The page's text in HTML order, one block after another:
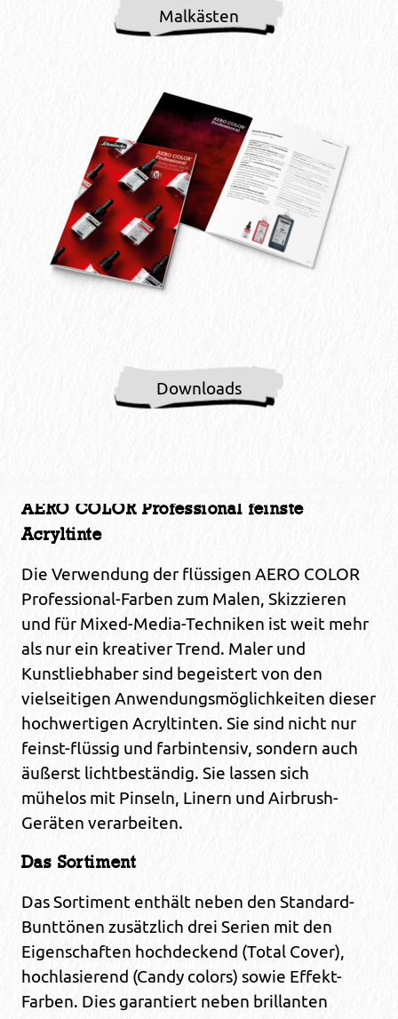
Malkästen
Downloads
AERO COLOR Professional feinste
Acryltinte
Die Verwendung der flüssigen AERO COLOR
Professional-Farben zum Malen, Skizzieren
und für Mixed-Media-Techniken ist weit mehr
als nur ein kreativer Trend. Maler und
Kunstliebhaber sind begeistert von den
vielseitigen Anwendungsmöglichkeiten dieser
hochwertigen Acryltinten. Sie sind nicht nur
feinst-flüssig und farbintensiv, sondern auch
äußerst lichtbeständig. Sie lassen sich
mühelos mit Pinseln, Linern und Airbrush-
Geräten verarbeiten.
Das Sortiment
Das Sortiment enthält neben den Standard-
Bunttönen zusätzlich drei Serien mit den
Eigenschaften hochdeckend (Total Cover),
hochlasierend (Candy colors) sowie Effekt-
Farben. Dies garantiert neben brillanten